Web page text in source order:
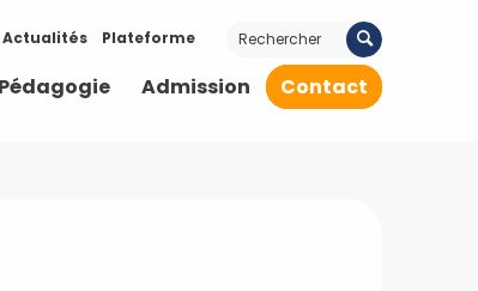
Admission Contact
Actualités Plateforme